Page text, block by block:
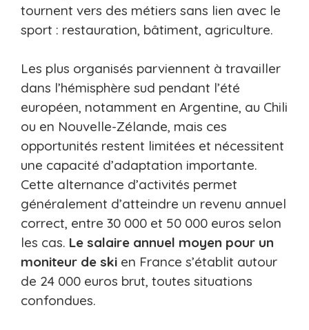
tournent vers des métiers sans lien avec le
sport : restauration, bâtiment, agriculture.
Les plus organisés parviennent à travailler
dans l’hémisphère sud pendant l’été
européen, notamment en Argentine, au Chili
ou en Nouvelle-Zélande, mais ces
opportunités restent limitées et nécessitent
une capacité d’adaptation importante.
Cette alternance d’activités permet
généralement d’atteindre un revenu annuel
correct, entre 30 000 et 50 000 euros selon
les cas. Le salaire annuel moyen pour un
moniteur de ski en France s’établit autour
de 24 000 euros brut, toutes situations
confondues.